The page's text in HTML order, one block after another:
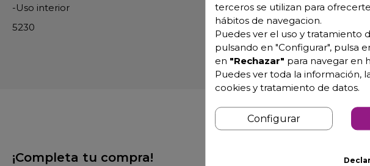
-Uso interior
5230
¡Completa tu compra!
terceros se utilizan para
hábitos de navegacion.
Puedes ver el uso y tratamiento
pulsando en "Configurar", pulsa
en "Rechazar" para navegar en
Puedes ver toda la información,
cookies y tratamiento de datos.
Configurar